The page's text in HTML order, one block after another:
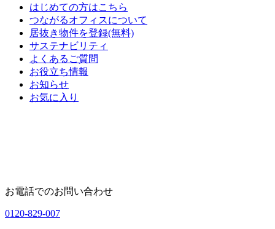
はじめての方はこちら
つながるオフィスについて
居抜き物件を登録(無料)
サステナビリティ
よくあるご質問
お役立ち情報
お知らせ
お気に入り
お電話でのお問い合わせ
0120-829-007